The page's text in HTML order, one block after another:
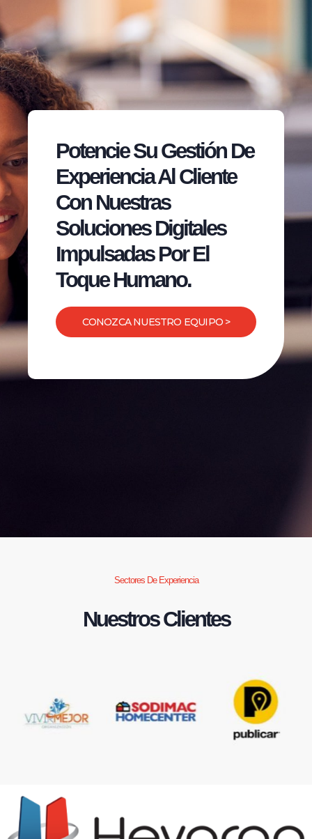
Potencie Su Gestión De
Experiencia Al Cliente
Con Nuestras
Soluciones Digitales
Impulsadas Por El
Toque Humano.
CONOZCA NUESTRO EQUIPO >
Sectores De Experiencia
Nuestros Clientes